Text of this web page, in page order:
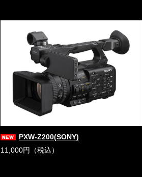
PXW-Z200(SONY)
11,000円（税込）